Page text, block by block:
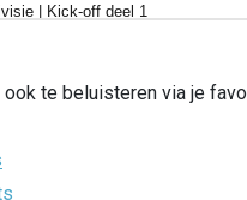
te beluisteren via je